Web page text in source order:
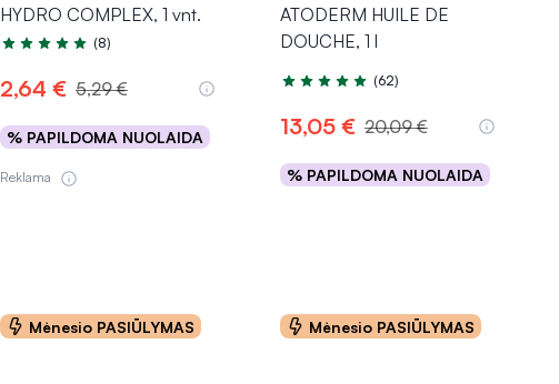
HYDRO COMPLEX, 1 vnt.
Įvertinimas 5.0 iš 5
(8)
2,64 € 5,29 €
% PAPILDOMA NUOLAIDA
Į krepšelį
Reklama
ATODERM HUILE DE
DOUCHE, 1 l
Įvertinimas 5.0 iš 5
(62)
13,05 € 20,09 €
% PAPILDOMA NUOLAIDA
Į krepšelį
Mėnesio PASIŪLYMAS Mėnesio PASIŪLYMAS